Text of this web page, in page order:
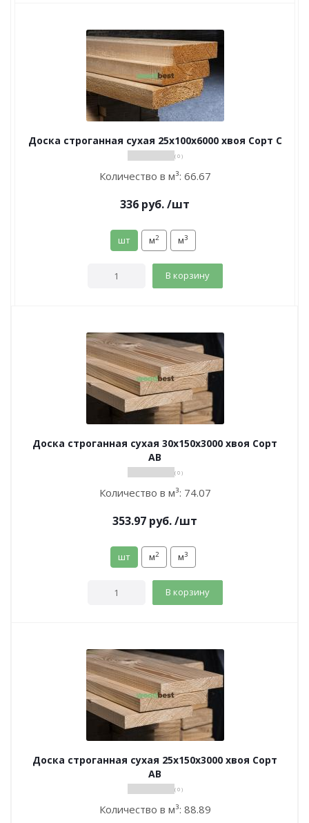
Доска строганная сухая 25х100х6000 хвоя Сорт С
( 0 )
Количество в м³: 66.67
336 руб./шт
шт м2 м3
В корзину
Доска строганная сухая 30х150х3000 хвоя Сорт
АВ
( 0 )
Количество в м³: 74.07
353.97 руб./шт
шт м2 м3
В корзину
Доска строганная сухая 25х150х3000 хвоя Сорт
АВ
( 0 )
Количество в м³: 88.89